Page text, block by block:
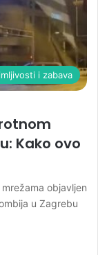
i zabava
Kako ovo
objavljen
u Zagrebu